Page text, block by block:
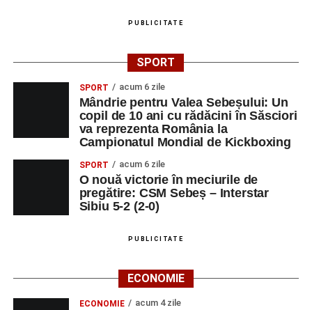
PUBLICITATE
SPORT
SPORT acum 6 zile
Mândrie pentru Valea Sebeșului: Un
copil de 10 ani cu rădăcini în Săsciori
va reprezenta România la
Campionatul Mondial de Kickboxing
SPORT acum 6 zile
O nouă victorie în meciurile de
pregătire: CSM Sebeș – Interstar
Sibiu 5-2 (2-0)
PUBLICITATE
ECONOMIE
ECONOMIE acum 4 zile